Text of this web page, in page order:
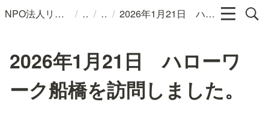
NPO法人リンパカフェ / / / 2026年1月21日 ハローワーク船橋を訪問しました。
2026年1月21日 ハローワ
ーク船橋を訪問しました。